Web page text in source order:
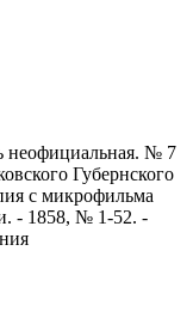
неофициальная. № 7
Губернского
с микрофильма
- 1858, № 1-52. -